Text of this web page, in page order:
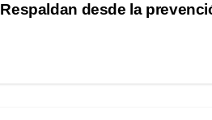
Respaldan desde la